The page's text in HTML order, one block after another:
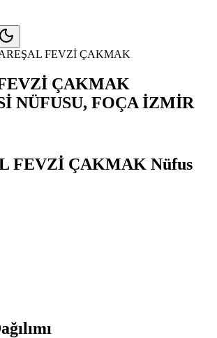
FEVZİ ÇAKMAK
ÇAKMAK
NÜFUSU, FOÇA İZMİR
FEVZİ ÇAKMAK Nüfus